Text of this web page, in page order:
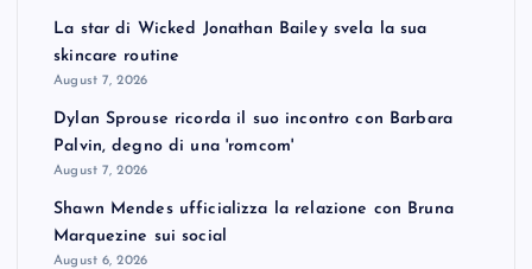
La star di Wicked Jonathan Bailey svela la sua
skincare routine
August 7, 2026
Dylan Sprouse ricorda il suo incontro con Barbara
Palvin, degno di una 'romcom'
August 7, 2026
Shawn Mendes ufficializza la relazione con Bruna
Marquezine sui social
August 6, 2026